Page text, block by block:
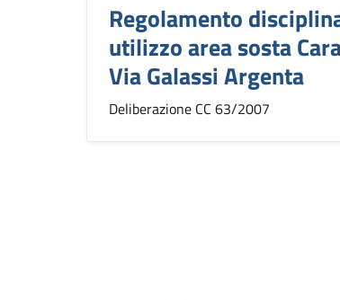
Regolamento
utilizzo area sosta
Via Galassi Argenta
Deliberazione CC 63/2007